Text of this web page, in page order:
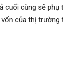
cuối cùng sẽ
của thị trường